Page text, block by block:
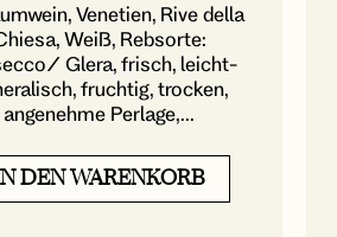
Venetien, Rive della
Weiß, Rebsorte:
Glera, frisch, leicht-
fruchtig, trocken,
angenehme Perlage,...
DEN WARENKORB